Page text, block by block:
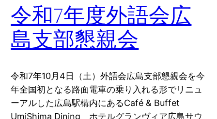
令和7年度外語会広
島支部懇親会
令和7年10月4日（土）外語会広島支部懇親会を今
年全国初となる路面電車の乗り入れる形でリニュ
ーアルした広島駅構内にあるCafé & Buffet
UmiShima Dining ホテルグランヴィア広島サウ